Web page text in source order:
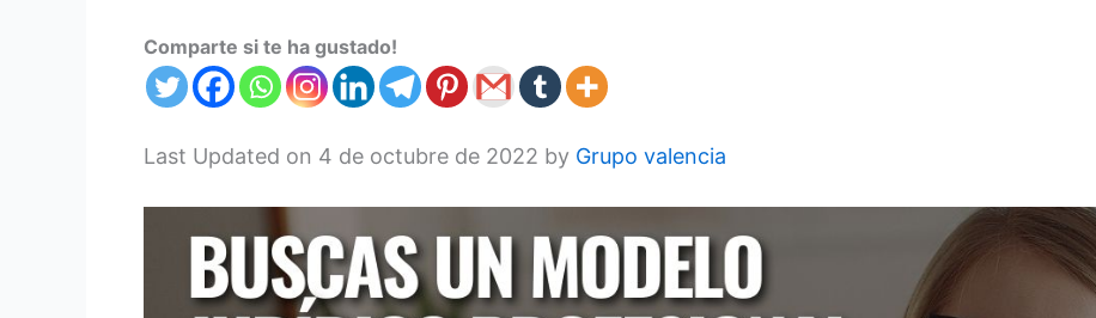
Comparte si te ha gustado!
Last Updated on 4 de octubre de 2022 by Grupo valencia